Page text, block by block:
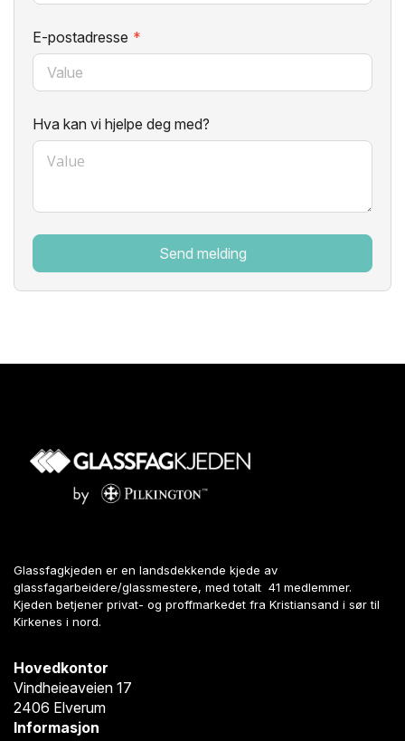
E-postadresse *
Hva kan vi hjelpe deg med?
Glassfagkjeden er en landsdekkende kjede av
glassfagarbeidere/glassmestere, med totalt 41 medlemmer.
Kjeden betjener privat- og proffmarkedet fra Kristiansand i sør til
Kirkenes i nord.
Hovedkontor
Vindheieaveien 17
2406 Elverum
Informasjon